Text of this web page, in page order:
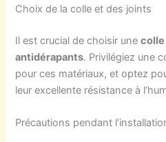
Choix de la colle et des joints
Il est crucial de choisir unecolle
antidérapants. Privilégiez une
pour ces matériaux, et optez
leur excellente résistance à
Précautions pendant